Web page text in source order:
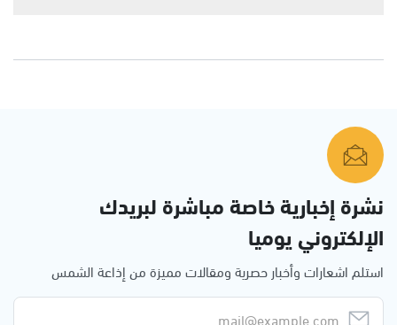
نشرة إخبارية خاصة مباشرة لبريدك
الإلكتروني يوميا
استلم اشعارات وأخبار حصرية ومقالات مميزة من إذاعة الشمس